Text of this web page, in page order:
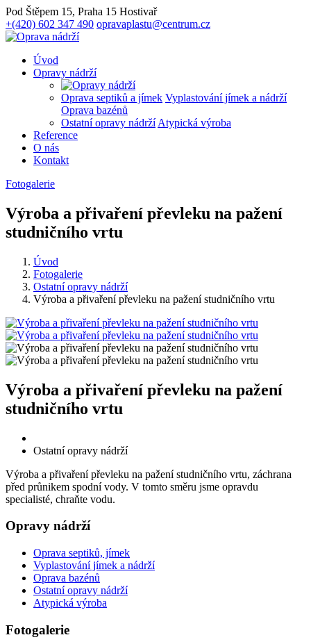
Pod Štěpem 15, Praha 15 Hostivař
+(420) 602 347 490 opravaplastu@centrum.cz
Úvod
Opravy nádrží
Oprava septiků a jímek Vyplastování jímek a nádrží
Oprava bazénů
Ostatní opravy nádrží Atypická výroba
Reference
O nás
Kontakt
Fotogalerie
Výroba a přivaření převleku na pažení
studničního vrtu
Úvod
Fotogalerie
Ostatní opravy nádrží
Výroba a přivaření převleku na pažení studničního vrtu
Výroba a přivaření převleku na pažení
studničního vrtu
Ostatní opravy nádrží
Výroba a přivaření převleku na pažení studničního vrtu, záchrana
před průnikem spodní vody. V tomto směru jsme opravdu
specialisté, chraňte vodu.
Opravy nádrží
Oprava septiků, jímek
Vyplastování jímek a nádrží
Oprava bazénů
Ostatní opravy nádrží
Atypická výroba
Fotogalerie